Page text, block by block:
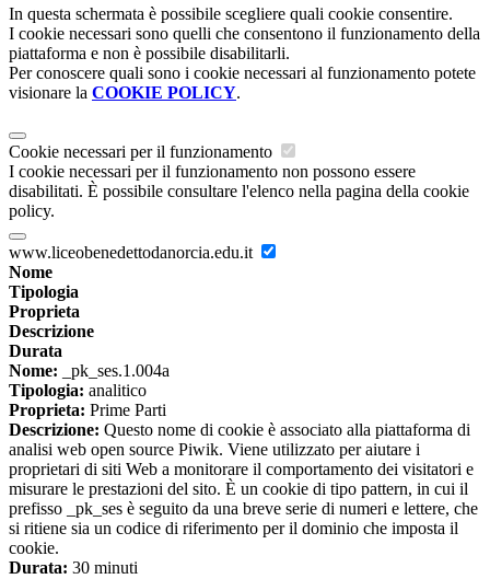
In questa schermata è possibile scegliere quali cookie consentire.
I cookie necessari sono quelli che consentono il funzionamento della
piattaforma e non è possibile disabilitarli.
Per conoscere quali sono i cookie necessari al funzionamento potete
visionare la COOKIE POLICY.
Cookie necessari per il funzionamento
I cookie necessari per il funzionamento non possono essere
disabilitati. È possibile consultare l'elenco nella pagina della cookie
policy.
www.liceobenedettodanorcia.edu.it
Nome
Tipologia
Proprieta
Descrizione
Durata
Nome: _pk_ses.1.004a
Tipologia: analitico
Proprieta: Prime Parti
Descrizione: Questo nome di cookie è associato alla piattaforma di
analisi web open source Piwik. Viene utilizzato per aiutare i
proprietari di siti Web a monitorare il comportamento dei visitatori e
misurare le prestazioni del sito. È un cookie di tipo pattern, in cui il
prefisso _pk_ses è seguito da una breve serie di numeri e lettere, che
si ritiene sia un codice di riferimento per il dominio che imposta il
cookie.
Durata: 30 minuti